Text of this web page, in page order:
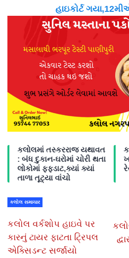
હાઇકોર્ટ
કલોલમાં તસ્કરરાજ યથાવત
: બંધ દુકાન-ઘરોમાં ચોરી થતા
લોકોમાં ફફડાટ,ક્યાં ક્યાં
તાળા તૂટ્યા વાંચો
કલોલ સમાચાર
કલોલ વર્કશોપ હાઇવે પર
કારનું ટાયર ફાટતા ટ્રિપલ
એક્સિડન્ટ સર્જાયો